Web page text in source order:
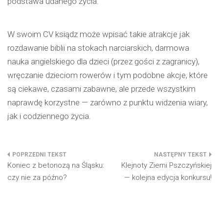
W swoim CV ksiądz może wpisać takie atrakcje jak
rozdawanie biblii na stokach narciarskich, darmowa
nauka angielskiego dla dzieci (przez gości z zagranicy),
wręczanie dzieciom rowerów i tym podobne akcje, które
są ciekawe, czasami zabawne, ale przede wszystkim
naprawdę korzystne — zarówno z punktu widzenia wiary,
jak i codziennego życia.
Nawigacja
wpisu
Koniec z betonozą na Śląsku:
czy nie za późno?
Klejnoty Ziemi Pszczyńskiej
— kolejna edycja konkursu!